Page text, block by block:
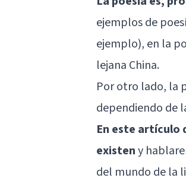
ejemplos de
ejemplo), en la
lejana China.
Por otro lado, la
dependiendo de
En este artículo
existeny
del mundo de la